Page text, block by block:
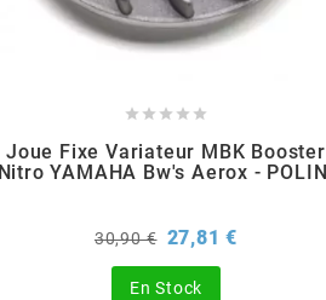
    
Joue Fixe Variateur MBK Booster
Nitro YAMAHA Bw's Aerox - POLINI
Prix
base
30,90 € 27,81 €
En Stock